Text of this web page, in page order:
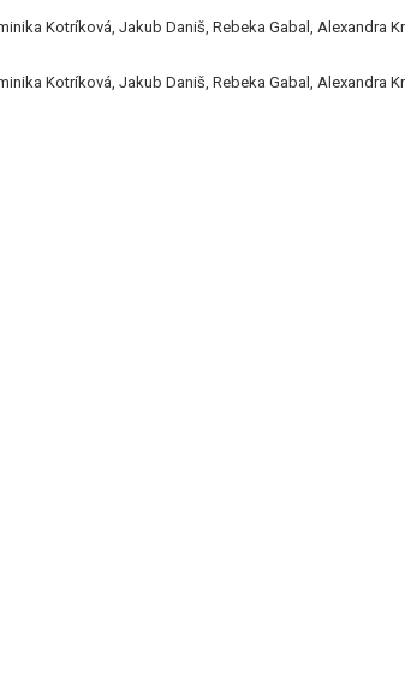
Kotríková, Jakub Daniš, Rebeka Gabal, Alexandra
Kotríková, Jakub Daniš, Rebeka Gabal, Alexandra